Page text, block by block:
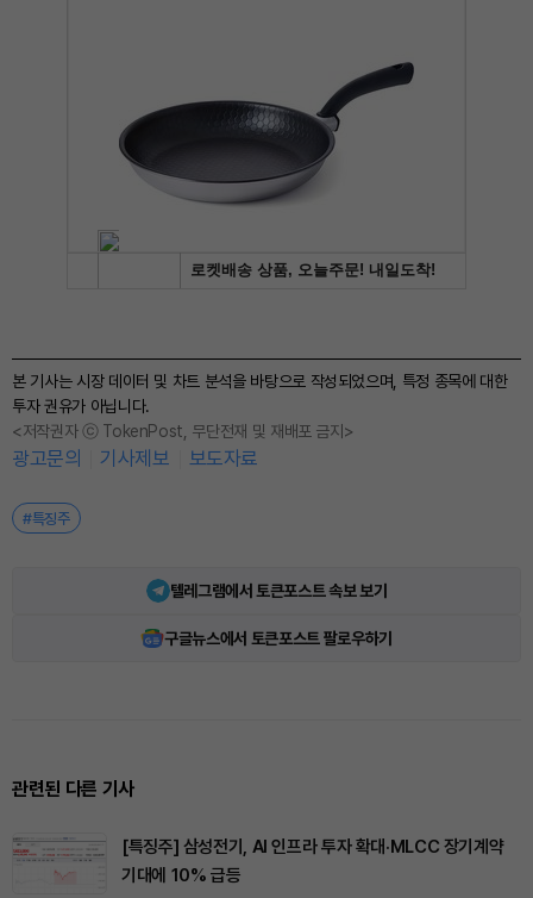
본 기사는 시장 데이터 및 차트 분석을 바탕으로 작성되었으며, 특정 종목에 대한
투자 권유가 아닙니다.
<저작권자 ⓒ TokenPost, 무단전재 및 재배포 금지>
광고문의 기사제보 보도자료
#특징주
텔레그램에서 토큰포스트 속보 보기
구글뉴스에서 토큰포스트 팔로우하기
관련된 다른 기사
[특징주] 삼성전기, AI 인프라 투자 확대·MLCC 장기계약
기대에 10% 급등